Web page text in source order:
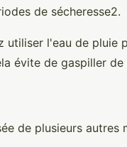
de sécheresse2.
utiliser l'eau de pluie
évite de gaspiller
de plusieurs autres